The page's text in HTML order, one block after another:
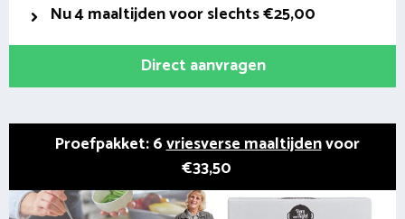
Nu4 maaltijden voor slechts €25,00
Direct aanvragen
Proefpakket: 6vriesverse maaltijdenvoor
€33,50